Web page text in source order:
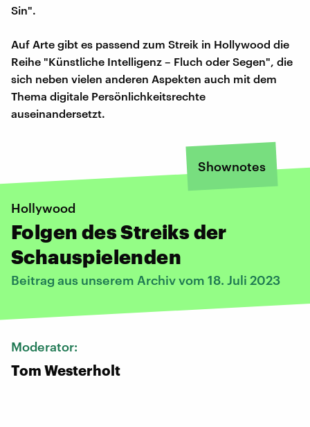
Sin".
Auf Arte gibt es passend zum Streik in Hollywood die
Reihe "Künstliche Intelligenz – Fluch oder Segen", die
sich neben vielen anderen Aspekten auch mit dem
Thema digitale Persönlichkeitsrechte
auseinandersetzt.
Shownotes
Hollywood
Folgen des Streiks der
Schauspielenden
Beitrag aus unserem Archiv vom 18. Juli 2023
Moderator:
Tom Westerholt